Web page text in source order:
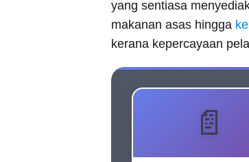
yang sentiasa
makanan asas hingga
kerana kepercayaan